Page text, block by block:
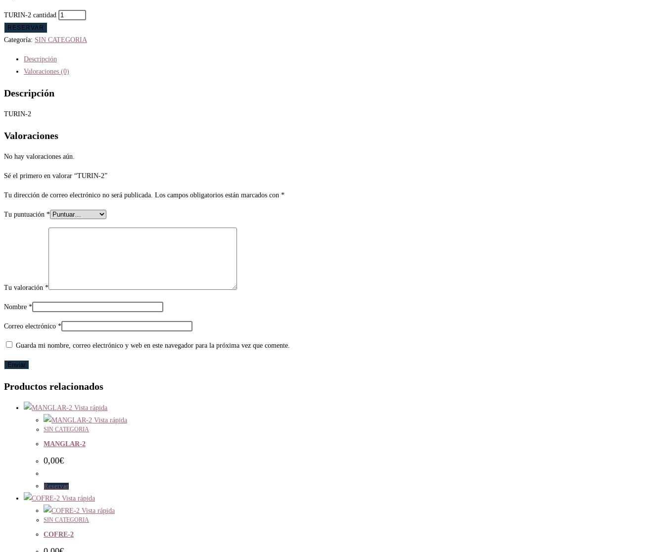
TURIN-2 cantidad
RESERVAR
Categoría: SIN CATEGORIA
Descripción
Valoraciones (0)
Descripción
TURIN-2
Valoraciones
No hay valoraciones aún.
Sé el primero en valorar “TURIN-2”
Tu dirección de correo electrónico no será publicada. Los campos obligatorios están marcados con *
Tu puntuación *
Tu valoración *
Nombre *
Correo electrónico *
Guarda mi nombre, correo electrónico y web en este navegador para la próxima vez que comente.
Productos relacionados
Vista rápida
Vista rápida
SIN CATEGORIA
MANGLAR-2
0,00€
Reservar
Vista rápida
Vista rápida
SIN CATEGORIA
COFRE-2